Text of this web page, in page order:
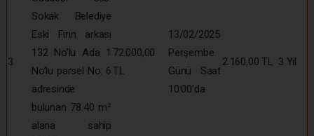
3
Sokak Belediye
Eski Fırın arkası
132 No’lu Ada 1
No’lu parsel No: 6
adresinde
bulunan 78.40 m²
alana sahip
72.000,00
TL
13/02/2025
Perşembe
Günü Saat
10:00’da
2.160,00 TL 3 Yıl